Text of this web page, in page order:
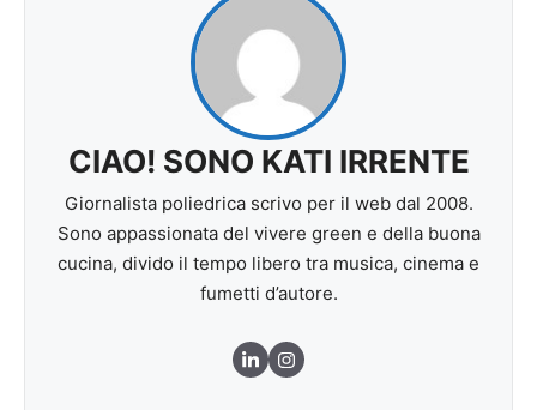
CIAO! SONO KATI IRRENTE
Giornalista poliedrica scrivo per il web dal 2008.
Sono appassionata del vivere green e della buona
cucina, divido il tempo libero tra musica, cinema e
fumetti d’autore.